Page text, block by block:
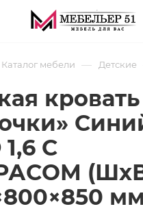
Каталог мебели — Детские
кровать
С
мм